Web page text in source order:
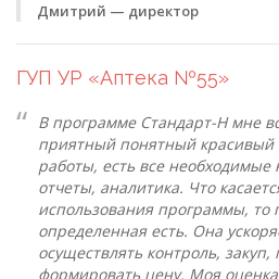
Дмитрий — директор
ГУП УР «Аптека №55»
В программе Стандарт-Н мне
приятный понятный красивый
работы, есть все
отчеты, аналитика. Что
использования программы, то
определенная есть. Она
осуществлять контроль,
формировать цену. Моя